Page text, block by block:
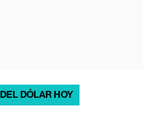
DÓLAR HOY